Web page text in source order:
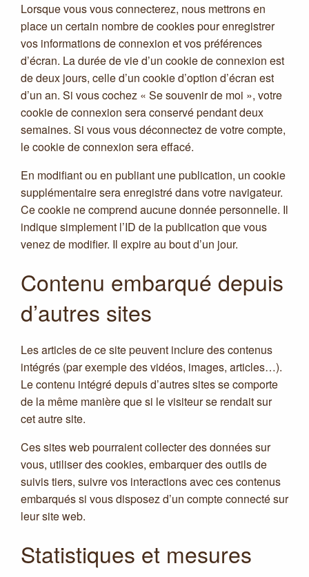
Lorsque vous vous connecterez, nous mettrons en
place un certain nombre de cookies pour enregistrer
vos informations de connexion et vos préférences
d’écran. La durée de vie d’un cookie de connexion est
de deux jours, celle d’un cookie d’option d’écran est
d’un an. Si vous cochez « Se souvenir de moi », votre
cookie de connexion sera conservé pendant deux
semaines. Si vous vous déconnectez de votre compte,
le cookie de connexion sera effacé.
En modifiant ou en publiant une publication, un cookie
supplémentaire sera enregistré dans votre navigateur.
Ce cookie ne comprend aucune donnée personnelle. Il
indique simplement l’ID de la publication que vous
venez de modifier. Il expire au bout d’un jour.
Contenu embarqué depuis
d’autres sites
Les articles de ce site peuvent inclure des contenus
intégrés (par exemple des vidéos, images, articles…).
Le contenu intégré depuis d’autres sites se comporte
de la même manière que si le visiteur se rendait sur
cet autre site.
Ces sites web pourraient collecter des données sur
vous, utiliser des cookies, embarquer des outils de
suivis tiers, suivre vos interactions avec ces contenus
embarqués si vous disposez d’un compte connecté sur
leur site web.
Statistiques et mesures